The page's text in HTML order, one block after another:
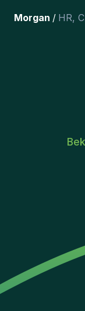
team